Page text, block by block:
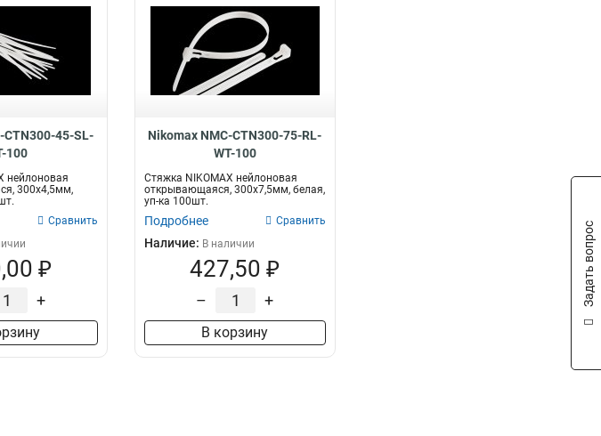
CTN300-45-SL-
100
нейлоновая
300х4,5мм,
Сравнить
₽
+
Nikomax NMC-CTN300-75-RL-
WT-100
Стяжка NIKOMAX нейлоновая
открывающаяся, 300х7,5мм, белая,
уп-ка 100шт.
Подробнее Сравнить
Наличие: В наличии
427,50 ₽
– +
В корзину
Задать вопрос